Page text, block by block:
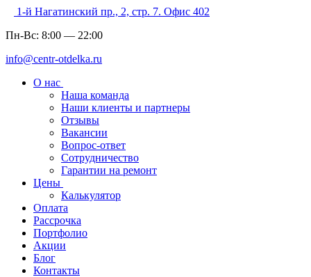
1-й Нагатинский пр., 2, стр. 7. Офис 402
Пн-Вс: 8:00 — 22:00
info@centr-otdelka.ru
О нас
Наша команда
Наши клиенты и партнеры
Отзывы
Вакансии
Вопрос-ответ
Сотрудничество
Гарантии на ремонт
Цены
Калькулятор
Оплата
Рассрочка
Портфолио
Акции
Блог
Контакты